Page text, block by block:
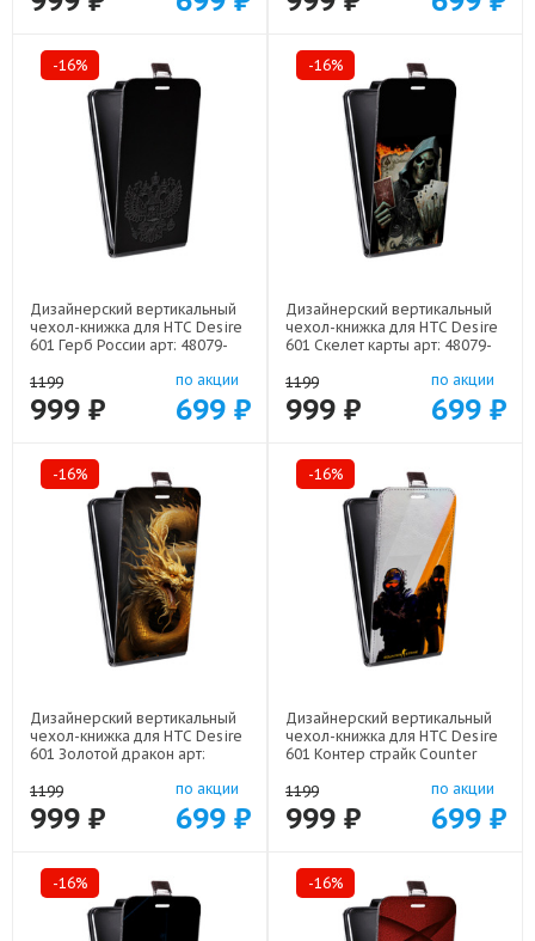
-16%
Дизайнерский вертикальный
чехол-книжка для HTC Desire
601 Герб России арт: 48079-
1199
999 ₽
по акции
699 ₽
-16%
Дизайнерский вертикальный
чехол-книжка для HTC Desire
601 Скелет карты арт: 48079-
1199
999 ₽
по акции
699 ₽
-16%
Дизайнерский вертикальный
чехол-книжка для HTC Desire
601 Золотой дракон арт:
1199
999 ₽
по акции
699 ₽
-16%
Дизайнерский вертикальный
чехол-книжка для HTC Desire
601 Контер страйк Counter
1199
999 ₽
по акции
699 ₽
-16% -16%